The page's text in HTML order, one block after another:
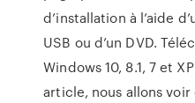
d’installation à l’aide
USB ou d’un DVD.
Windows 10, 8.1, 7 et
article, nous allons